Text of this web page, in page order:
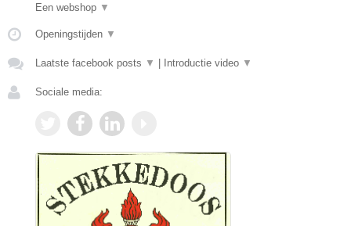
Een webshop ▼
Openingstijden ▼
Laatste facebook posts ▼ Introductie video ▼
Sociale media: